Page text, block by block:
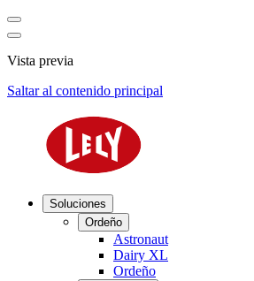
Vista previa
Saltar al contenido principal
Soluciones
Ordeño
Astronaut
Dairy XL
Ordeño